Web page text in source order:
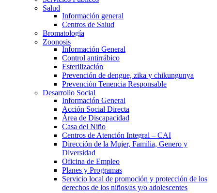
Salud
Información general
Centros de Salud
Bromatología
Zoonosis
Información General
Control antirrábico
Esterilización
Prevención de dengue, zika y chikungunya
Prevención Tenencia Responsable
Desarrollo Social
Información General
Acción Social Directa
Área de Discapacidad
Casa del Niño
Centros de Atención Integral – CAI
Dirección de la Mujer, Familia, Genero y
Diversidad
Oficina de Empleo
Planes y Programas
Servicio local de promoción y protección de los
derechos de los niños/as y/o adolescentes